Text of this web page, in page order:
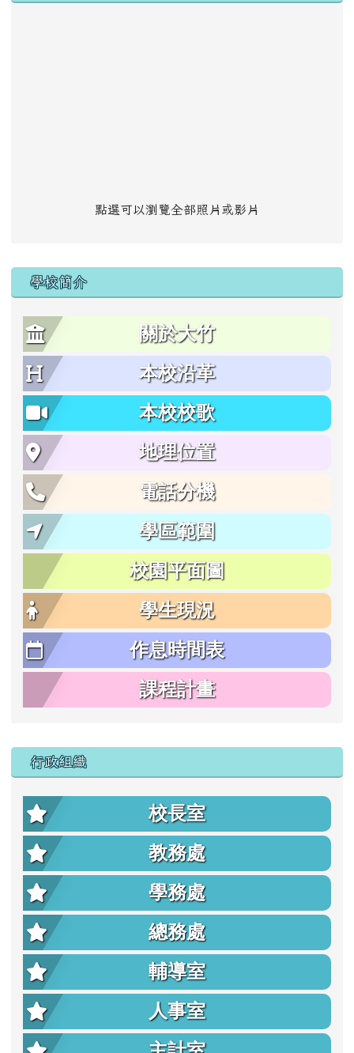
點選可以瀏覽全部照片或影片
學校簡介
關於大竹
本校沿革
本校校歌
地理位置
電話分機
學區範圍
校園平面圖
學生現況
作息時間表
課程計畫
行政組織
校長室
教務處
學務處
總務處
輔導室
人事室